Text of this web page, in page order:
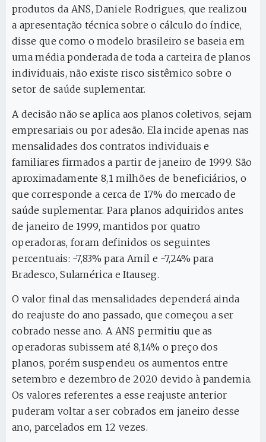
produtos da ANS, Daniele Rodrigues, que realizou
a apresentação técnica sobre o cálculo do índice,
disse que como o modelo brasileiro se baseia em
uma média ponderada de toda a carteira de planos
individuais, não existe risco sistêmico sobre o
setor de saúde suplementar.
A decisão não se aplica aos planos coletivos, sejam
empresariais ou por adesão. Ela incide apenas nas
mensalidades dos contratos individuais e
familiares firmados a partir de janeiro de 1999. São
aproximadamente 8,1 milhões de beneficiários, o
que corresponde a cerca de 17% do mercado de
saúde suplementar. Para planos adquiridos antes
de janeiro de 1999, mantidos por quatro
operadoras, foram definidos os seguintes
percentuais: -7,83% para Amil e -7,24% para
Bradesco, Sulamérica e Itauseg.
O valor final das mensalidades dependerá ainda
do reajuste do ano passado, que começou a ser
cobrado nesse ano. A ANS permitiu que as
operadoras subissem até 8,14% o preço dos
planos, porém suspendeu os aumentos entre
setembro e dezembro de 2020 devido à pandemia.
Os valores referentes a esse reajuste anterior
puderam voltar a ser cobrados em janeiro desse
ano, parcelados em 12 vezes.